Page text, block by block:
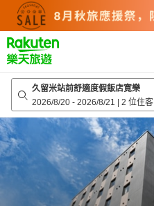
top
page
久留米站前舒適度假飯店寛樂
2026/8/20 - 2026/8/21 | 2 位住客